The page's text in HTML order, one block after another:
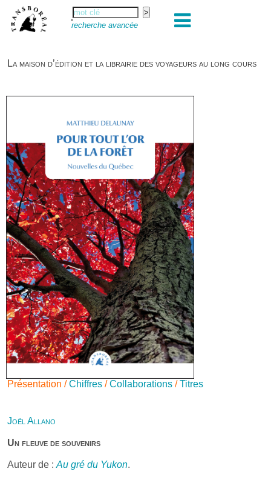
recherche avancée
La maison d’édition et la librairie des voyageurs au long cours
Présentation /Chiffres /Collaborations /Titres
Joël Allano
Un fleuve de souvenirs
Auteur de : Au gré du Yukon.